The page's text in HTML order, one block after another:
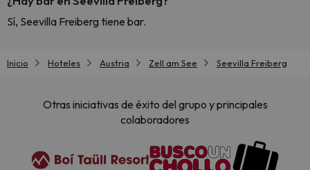
Sí, Seevilla Freiberg tiene bar.
Inicio Hoteles Austria Zell am See Seevilla Freiberg
Otras iniciativas de éxito del grupo y principales
colaboradores